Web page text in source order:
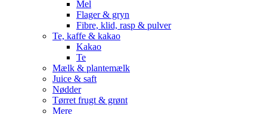
Mel
Flager & gryn
Fibre, klid, rasp & pulver
Te, kaffe & kakao
Kakao
Te
Mælk & plantemælk
Juice & saft
Nødder
Tørret frugt & grønt
Mere